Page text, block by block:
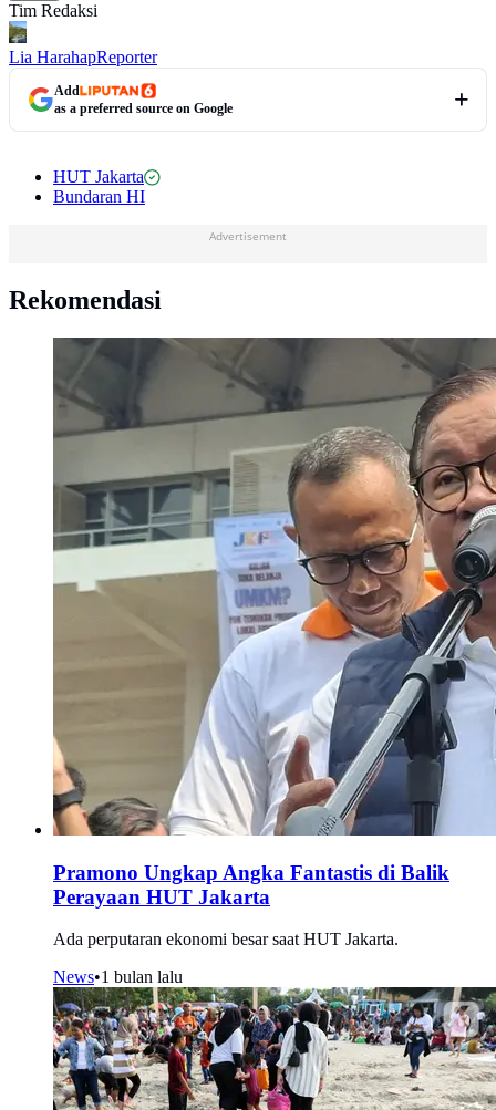
Tim Redaksi
Lia HarahapReporter
Add
as a preferred source on Google
HUT Jakarta
Bundaran HI
Advertisement
Rekomendasi
Pramono Ungkap Angka Fantastis di Balik
Perayaan HUT Jakarta
Ada perputaran ekonomi besar saat HUT Jakarta.
News•1 bulan lalu